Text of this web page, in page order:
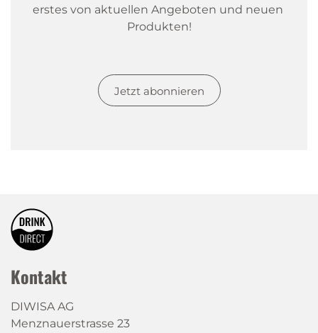
erstes von aktuellen Angeboten und neuen
Produkten!
Jetzt abonnieren
Kontakt
DIWISA AG
Menznauerstrasse 23